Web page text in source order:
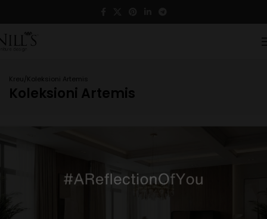
Kreu Koleksioni Artemis
Koleksioni Artemis